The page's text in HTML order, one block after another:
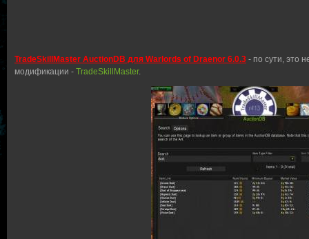
TradeSkillMaster AuctionDB для Warlords of Draenor 6.0.3 - по сути, это
модификации - TradeSkillMaster.